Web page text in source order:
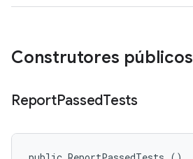
Construtores públicos
ReportPassedTests